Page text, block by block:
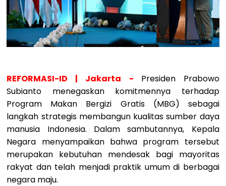
REFORMASI-ID | Jakarta - Presiden Prabowo
Subianto menegaskan komitmennya terhadap
Program Makan Bergizi Gratis (MBG) sebagai
langkah strategis membangun kualitas sumber daya
manusia Indonesia. Dalam sambutannya, Kepala
Negara menyampaikan bahwa program tersebut
merupakan kebutuhan mendesak bagi mayoritas
rakyat dan telah menjadi praktik umum di berbagai
negara maju.